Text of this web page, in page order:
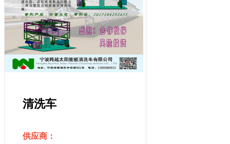
清洗车
供应商：